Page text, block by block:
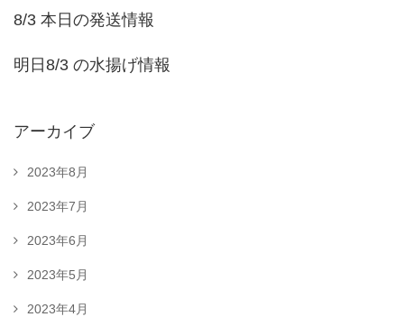
8/3 本日の発送情報
明日8/3 の水揚げ情報
アーカイブ
2023年8月
2023年7月
2023年6月
2023年5月
2023年4月